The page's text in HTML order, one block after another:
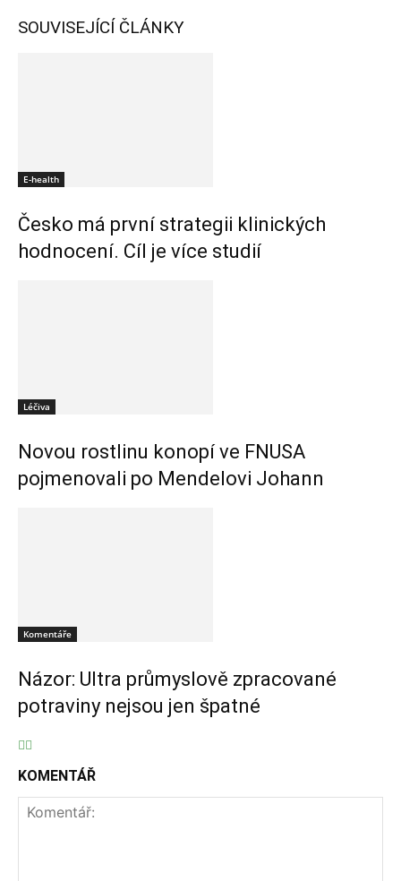
SOUVISEJÍCÍ ČLÁNKY
E-health
Česko má první strategii klinických
hodnocení. Cíl je více studií
Léčiva
Novou rostlinu konopí ve FNUSA
pojmenovali po Mendelovi Johann
Komentáře
Názor: Ultra průmyslově zpracované
potraviny nejsou jen špatné
KOMENTÁŘ